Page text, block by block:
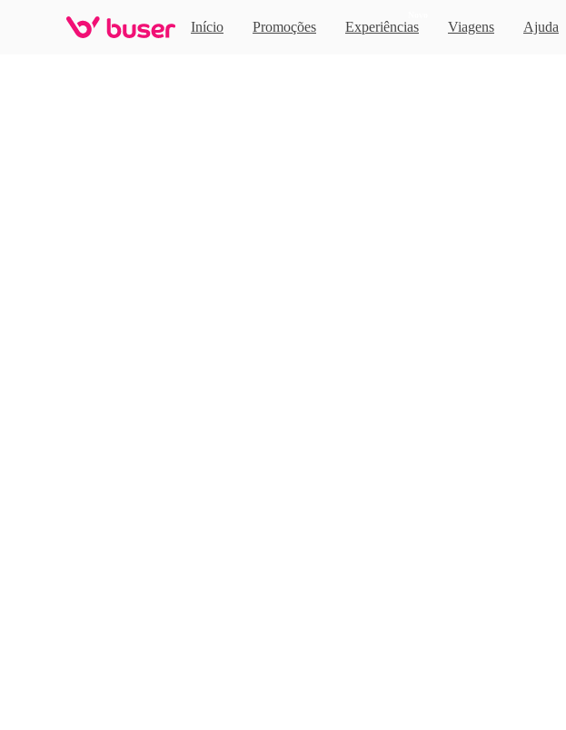
Início Promoções Experiências Viagens Ajuda
Home